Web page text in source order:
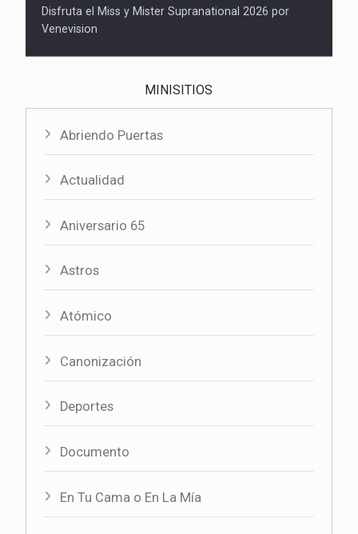
Disfruta el Miss y Mister Supranational 2026 por
Venevision
MINISITIOS
Abriendo Puertas
Actualidad
Aniversario 65
Astros
Atómico
Canonización
Deportes
Documento
En Tu Cama o En La Mía